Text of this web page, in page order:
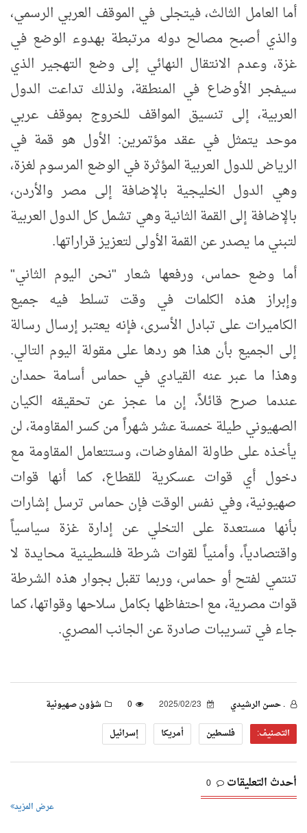
أما العامل الثالث، فيتجلى في الموقف العربي الرسمي،
والذي أصبح مصالح دوله مرتبطة بهدوء الوضع في
غزة، وعدم الانتقال النهائي إلى وضع التهجير الذي
سيفجر الأوضاع في المنطقة، ولذلك تداعت الدول
العربية، إلى تنسيق المواقف للخروج بموقف عربي
موحد يتمثل في عقد مؤتمرين: الأول هو قمة في
الرياض للدول العربية المؤثرة في الوضع المرسوم لغزة،
وهي الدول الخليجية بالإضافة إلى مصر والأردن،
بالإضافة إلى القمة الثانية وهي تشمل كل الدول العربية
لتبني ما يصدر عن القمة الأولى لتعزيز قراراتها.
أما وضع حماس، ورفعها شعار "نحن اليوم الثاني"
وإبراز هذه الكلمات في وقت تسلط فيه جميع
الكاميرات على تبادل الأسرى، فإنه يعتبر إرسال رسالة
إلى الجميع بأن هذا هو ردها على مقولة اليوم التالي.
وهذا ما عبر عنه القيادي في حماس أسامة حمدان
عندما صرح قائلاً، إن ما عجز عن تحقيقه الكيان
الصهيوني طيلة خمسة عشر شهراً من كسر المقاومة، لن
يأخذه على طاولة المفاوضات، وستتعامل المقاومة مع
دخول أي قوات عسكرية للقطاع، كما أنها قوات
صهيونية، وفي نفس الوقت فإن حماس ترسل إشارات
بأنها مستعدة على التخلي عن إدارة غزة سياسياً
واقتصادياً، وأمنياً لقوات شرطة فلسطينية محايدة لا
تنتمي لفتح أو حماس، وربما تقبل بجوار هذه الشرطة
قوات مصرية، مع احتفاظها بكامل سلاحها وقواتها، كما
جاء في تسريبات صادرة عن الجانب المصري.
. حسن الرشيدي 0
شؤون صهيونية
التصنيف:
فلسطين أمريكا إسرائيل
أحدث التعليقات 0
عرض المزيد